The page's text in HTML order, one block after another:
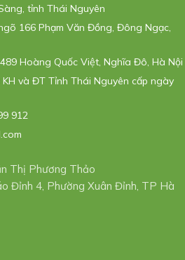
tỉnh Thái Nguyên
166 Phạm Văn Đồng, Đông Ngạc,
Hoàng Quốc Việt, Nghĩa Đô, Hà Nội
và ĐT Tỉnh Thái Nguyên cấp ngày
912
Thị Phương Thảo
Đỉnh 4, Phường Xuân Đỉnh, TP Hà